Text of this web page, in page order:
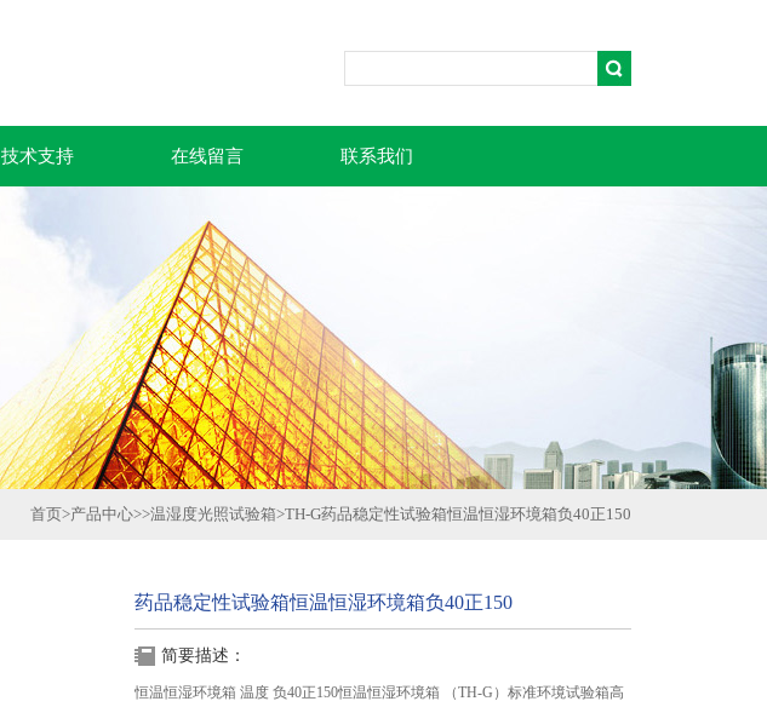
技术支持 在线留言 联系我们
首页>产品中心>>温湿度光照试验箱>TH-G药品稳定性试验箱恒温恒湿环境箱负40正150
药品稳定性试验箱恒温恒湿环境箱负40正150
简要描述：
恒温恒湿环境箱 温度 负40正150恒温恒湿环境箱 （TH-G）标准环境试验箱高